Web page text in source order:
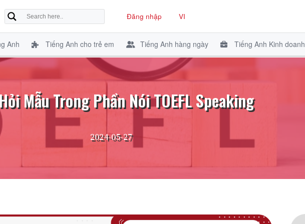
Đăng nhập VI
Anh Tiếng Anh cho trẻ em Tiếng Anh hàng ngày Tiếng Anh Kinh doanh
Mẫu Trong Phần Nói TOEFL Speaking
2024-05-27